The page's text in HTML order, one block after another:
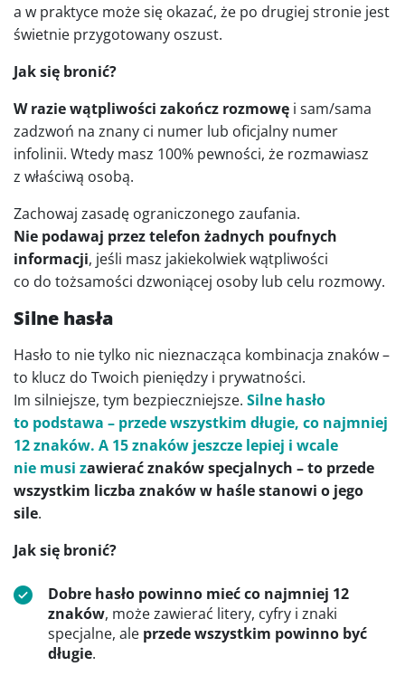
a w praktyce może się okazać, że po drugiej stronie jest
świetnie przygotowany oszust.
Jak się bronić?
W razie wątpliwości zakończ rozmowę i sam/sama
zadzwoń na znany ci numer lub oficjalny numer
infolinii. Wtedy masz 100% pewności, że rozmawiasz
z właściwą osobą.
Zachowaj zasadę ograniczonego zaufania.
Nie podawaj przez telefon żadnych poufnych
informacji, jeśli masz jakiekolwiek wątpliwości
co do tożsamości dzwoniącej osoby lub celu rozmowy.
Silne hasła
Hasło to nie tylko nic nieznacząca kombinacja znaków –
to klucz do Twoich pieniędzy i prywatności.
Im silniejsze, tym bezpieczniejsze. Silne hasło
to podstawa – przede wszystkim długie, co najmniej
12 znaków. A 15 znaków jeszcze lepiej i wcale
nie musi zawierać znaków specjalnych – to przede
wszystkim liczba znaków w haśle stanowi o jego
sile.
Jak się bronić?
Dobre hasło powinno mieć co najmniej 12
znaków, może zawierać litery, cyfry i znaki
specjalne, ale przede wszystkim powinno być
długie.